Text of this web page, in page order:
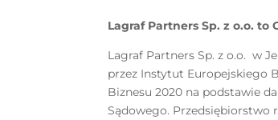
Lagraf Partners Sp. z o.o. to
Lagraf Partners Sp. z o.o. w
przez Instytut Europejskiego
Biznesu 2020 na podstawie
Sądowego. Przedsiębiorstwo